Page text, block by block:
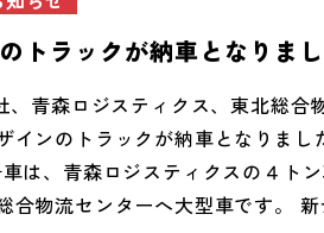
ます！ 公道デビューも間近ですの
い！お楽しみに！ 以上、大注目の
お客様、働く皆様にとって、ベス
ります。 また、携わっていただ
よりお礼申し上げます。 デザイン
LLC.（小松 大知 様） 【小
おめでとうございます！ 社員一同
まいります。一緒に頑張りましょ
トラックが納車となりま
、青森ロジスティクス、東北総合
インのトラックが納車となりまし
は、青森ロジスティクスの４トン
合物流センターへ大型車です。 新